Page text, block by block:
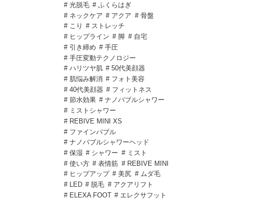
# 光脱毛 # ふくらはぎ
# ネックケア # アクア # 骨盤
# こり
# ストレッチ
# ヒップライン # 脚 # 自宅
# 引き締め # 手圧
# 手圧変動テクノロジー
# ハリツヤ肌 # 50代美顔器
# 肌悩み解消 # フォト美容
# 40代美顔器 # フィットネス
# 節水効果 # ナノバブルシャワー
# ミストシャワー
# REBIVE MINI XS
# ファインバブル
# ナノバブルシャワーヘッド
# 保湿 # シャワー # ミスト
# 使い方 # 表情筋 # REBIVE MINI
# ヒップアップ # 美尻 # ムダ毛
# LED # 脱毛 # アクアリフト
# ELEXA FOOT # エレクサフット